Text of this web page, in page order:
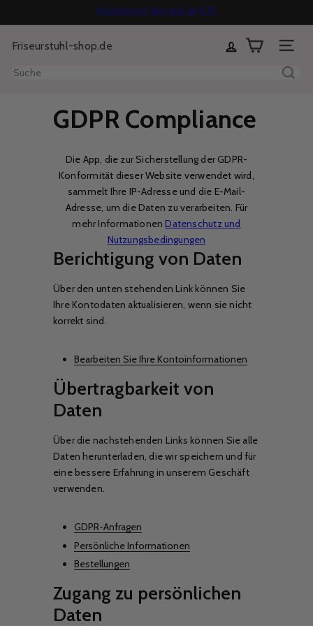
zum
Inhalt
14 Tage Reflexionszeit
Ratenzahlung oder Nachzahlung möglich
Friseurstuhl-shop.de
Suche
GDPR Compliance
Die App, die zur Sicherstellung der GDPR-
Konformität dieser Website verwendet wird,
sammelt Ihre IP-Adresse und die E-Mail-
Adresse, um die Daten zu verarbeiten. Für
mehr InformationenDatenschutz und
Nutzungsbedingungen
Berichtigung von Daten
Über den unten stehenden Link können Sie
Ihre Kontodaten aktualisieren, wenn sie nicht
korrekt sind.
Bearbeiten Sie Ihre Kontoinformationen
Übertragbarkeit von
Daten
Über die nachstehenden Links können Sie alle
Daten herunterladen, die wir speichern und für
eine bessere Erfahrung in unserem Geschäft
verwenden.
GDPR-Anfragen
Persönliche Informationen
Bestellungen
Zugang zu persönlichen
Daten